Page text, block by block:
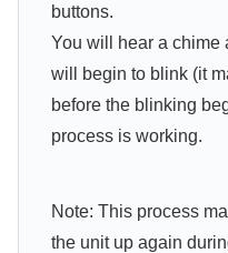
buttons.
You will hear a chime
will begin to blink (it
before the blinking
process is working.
Note: This process
the unit up again